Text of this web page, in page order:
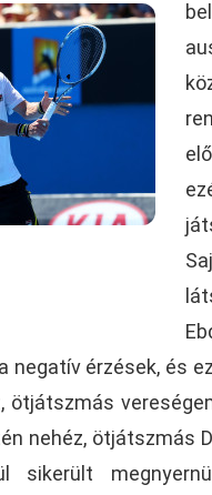
negatív érzések, és
ötjátszmás
nehéz, ötjátszmás
sikerült